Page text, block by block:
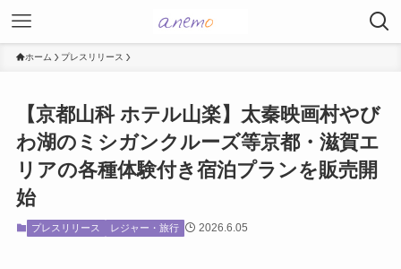
ホーム プレスリリース
【京都山科 ホテル山楽】太秦映画村やび
わ湖のミシガンクルーズ等京都・滋賀エ
リアの各種体験付き宿泊プランを販売開
始
プレスリリース レジャー・旅行 2026.6.05